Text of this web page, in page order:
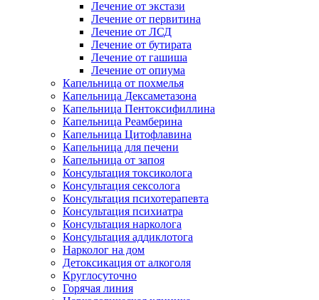
Лечение от экстази
Лечение от первитина
Лечение от ЛСД
Лечение от бутирата
Лечение от гашиша
Лечение от опиума
Капельница от похмелья
Капельница Дексаметазона
Капельница Пентоксифиллина
Капельница Реамберина
Капельница Цитофлавина
Капельница для печени
Капельница от запоя
Консультация токсиколога
Консультация сексолога
Консультация психотерапевта
Консультация психиатра
Консультация нарколога
Консультация аддиклотога
Нарколог на дом
Детоксикация от алкоголя
Круглосуточно
Горячая линия